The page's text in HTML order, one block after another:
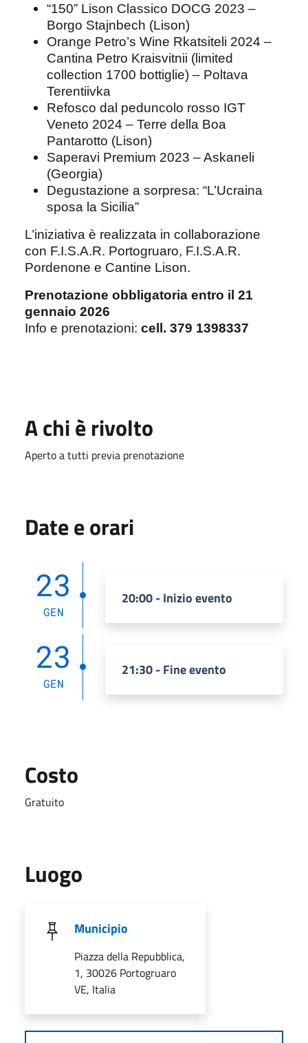
“150” Lison Classico DOCG 2023 –
Borgo Stajnbech (Lison)
Orange Petro’s Wine Rkatsiteli 2024 –
Cantina Petro Kraisvitnii (limited
collection 1700 bottiglie) – Poltava
Terentiivka
Refosco dal peduncolo rosso IGT
Veneto 2024 – Terre della Boa
Pantarotto (Lison)
Saperavi Premium 2023 – Askaneli
(Georgia)
Degustazione a sorpresa: “L’Ucraina
sposa la Sicilia”
L’iniziativa è realizzata in collaborazione
con F.I.S.A.R. Portogruaro, F.I.S.A.R.
Pordenone e Cantine Lison.
Prenotazione obbligatoria entro il 21
gennaio 2026
Info e prenotazioni: cell. 379 1398337
A chi è rivolto
Aperto a tutti previa prenotazione
Date e orari
23
GEN
20:00 - Inizio evento
23
GEN
21:30 - Fine evento
Costo
Gratuito
Luogo
Municipio
Piazza della Repubblica,
1, 30026 Portogruaro
VE, Italia